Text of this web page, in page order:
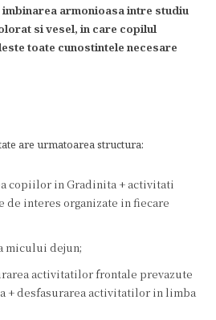
armonioasa intre studiu
si vesel, in care copilul
toate cunostintele necesare
are urmatoarea structura:
copiilor in Gradinita + activitati
de interes organizate in fiecare
micului dejun;
activitatilor frontale prevazute
+ desfasurarea activitatilor in limba